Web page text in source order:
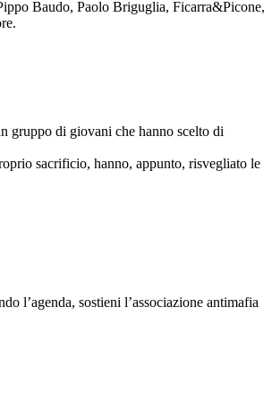
Baudo, Paolo Briguglia, Ficarra&Picone,
gruppo di giovani che hanno scelto di
sacrificio, hanno, appunto, risvegliato le
l’agenda, sostieni l’associazione antimafia